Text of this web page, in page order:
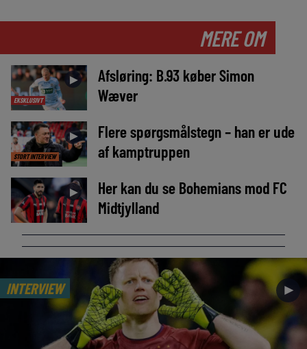
MERE OM
EKSKLUSIVT
►
Afsløring: B.93 køber Simon
Wæver
STORT INTERVIEW
►
Flere spørgsmålstegn – han er ude
af kamptruppen
►
Her kan du se Bohemians mod FC
Midtjylland
INTERVIEW ►